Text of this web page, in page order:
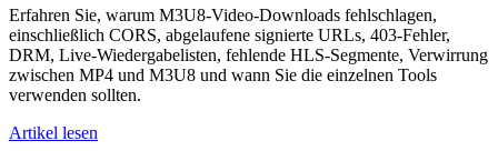
Erfahren Sie, warum M3U8-Video-Downloads fehlschlagen,
einschließlich CORS, abgelaufene signierte URLs, 403-Fehler,
DRM, Live-Wiedergabelisten, fehlende HLS-Segmente, Verwirrung
zwischen MP4 und M3U8 und wann Sie die einzelnen Tools
verwenden sollten.
Artikel lesen